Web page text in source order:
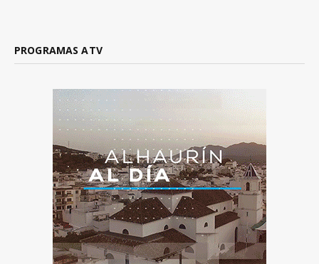
PROGRAMAS ATV